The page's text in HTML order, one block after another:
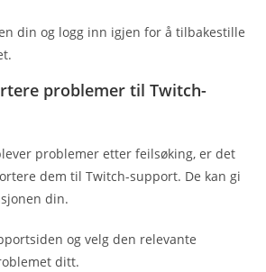
din og logg inn igjen for å tilbakestille
problemer til Twitch-
problemer etter feilsøking, er det
dem til Twitch-support. De kan gi
din.
og velg den relevante
ditt.